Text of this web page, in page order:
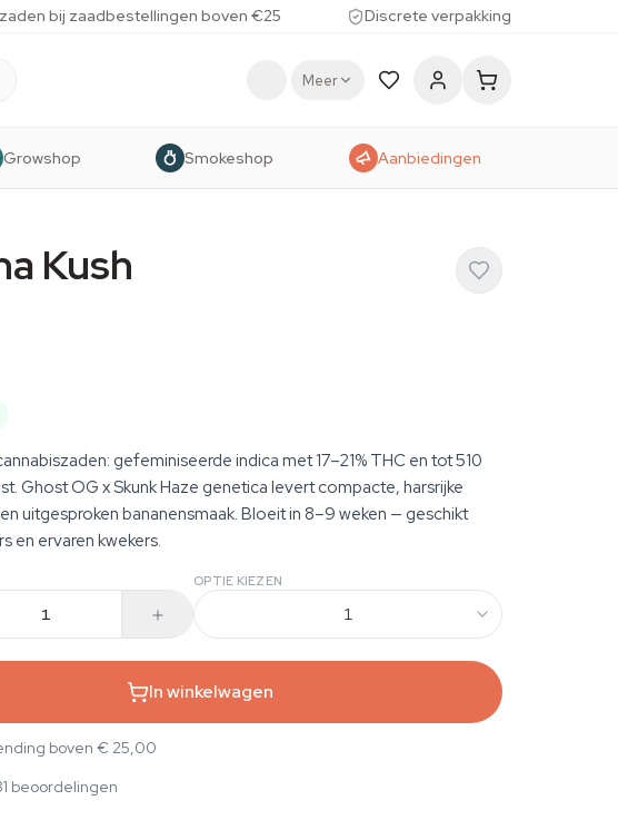
bij zaadbestellingen boven €25 Discrete verpakking
Meer
Growshop Smokeshop Aanbiedingen
Kush
gefeminiseerde indica met 17–21% THC en tot 510
Ghost OG x Skunk Haze genetica levert compacte, harsrijke
uitgesproken bananensmaak. Bloeit in 8–9 weken — geschikt
en ervaren kwekers.
OPTIE KIEZEN
1
In winkelwagen
boven € 25,00
beoordelingen